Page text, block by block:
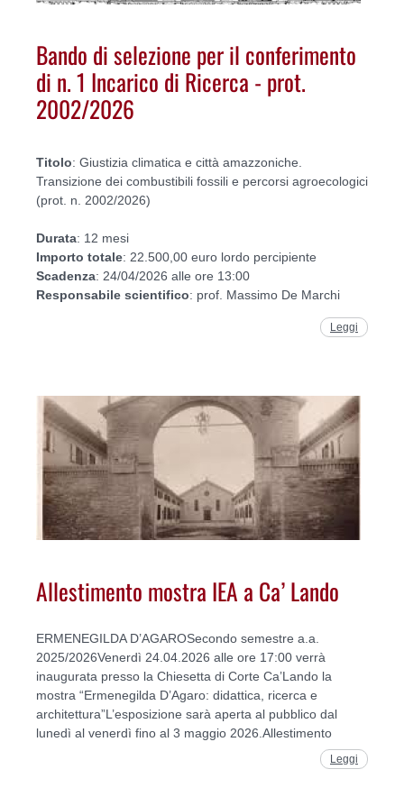
Bando di selezione per il conferimento
di n. 1 Incarico di Ricerca - prot.
2002/2026
Titolo: Giustizia climatica e città amazzoniche.
Transizione dei combustibili fossili e percorsi agroecologici
(prot. n. 2002/2026)
Durata: 12 mesi
Importo totale: 22.500,00 euro lordo percipiente
Scadenza: 24/04/2026 alle ore 13:00
Responsabile scientifico: prof. Massimo De Marchi
Leggi
Allestimento mostra IEA a Ca’ Lando
ERMENEGILDA D’AGAROSecondo semestre a.a.
2025/2026Venerdì 24.04.2026 alle ore 17:00 verrà
inaugurata presso la Chiesetta di Corte Ca’Lando la
mostra “Ermenegilda D’Agaro: didattica, ricerca e
architettura”L’esposizione sarà aperta al pubblico dal
lunedì al venerdì fino al 3 maggio 2026.Allestimento
Leggi